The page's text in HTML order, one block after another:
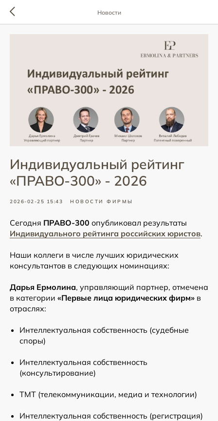
Новости
Индивидуальный рейтинг
«ПРАВО-300» - 2026
2026-02-25 15:43 НОВОСТИ ФИРМЫ
Сегодня ПРАВО-300 опубликовал результаты
Индивидуального рейтинга российских юристов.
Наши коллеги в числе лучших юридических
консультантов в следующих номинациях:
Дарья Ермолина, управляющий партнер, отмечена
в категории «Первые лица юридических фирм» в
отраслях:
Интеллектуальная собственность (судебные
споры)
Интеллектуальная собственность
(консультирование)
ТМТ (телекоммуникации, медиа и технологии)
Интеллектуальная собственность (регистрация)